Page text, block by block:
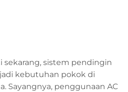
sekarang, sistem pendingin
kebutuhan pokok di
Sayangnya, penggunaan AC